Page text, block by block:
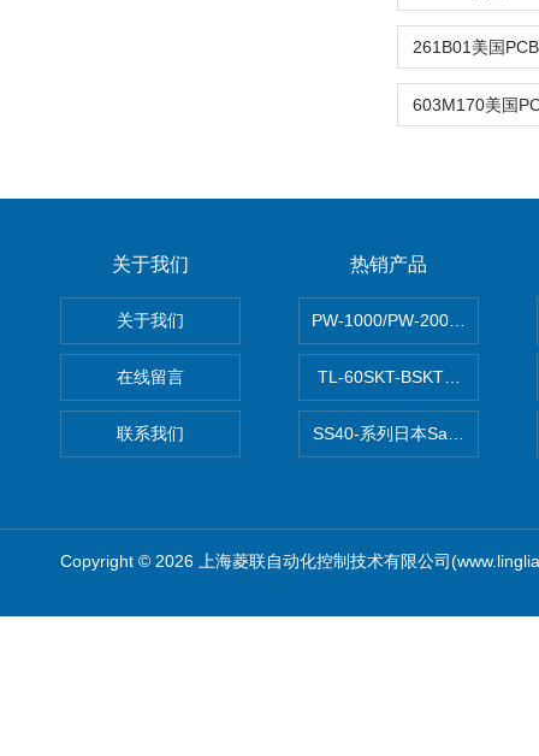
关于我们
关于我们
在线留言
联系我们
热销产品
PW-1000/PW-
TL-60SKT-BSKTC张力控制器
SS40-系列日本Sawamura泽
Copyright © 2026 上海菱联自动化控制技术有限公司